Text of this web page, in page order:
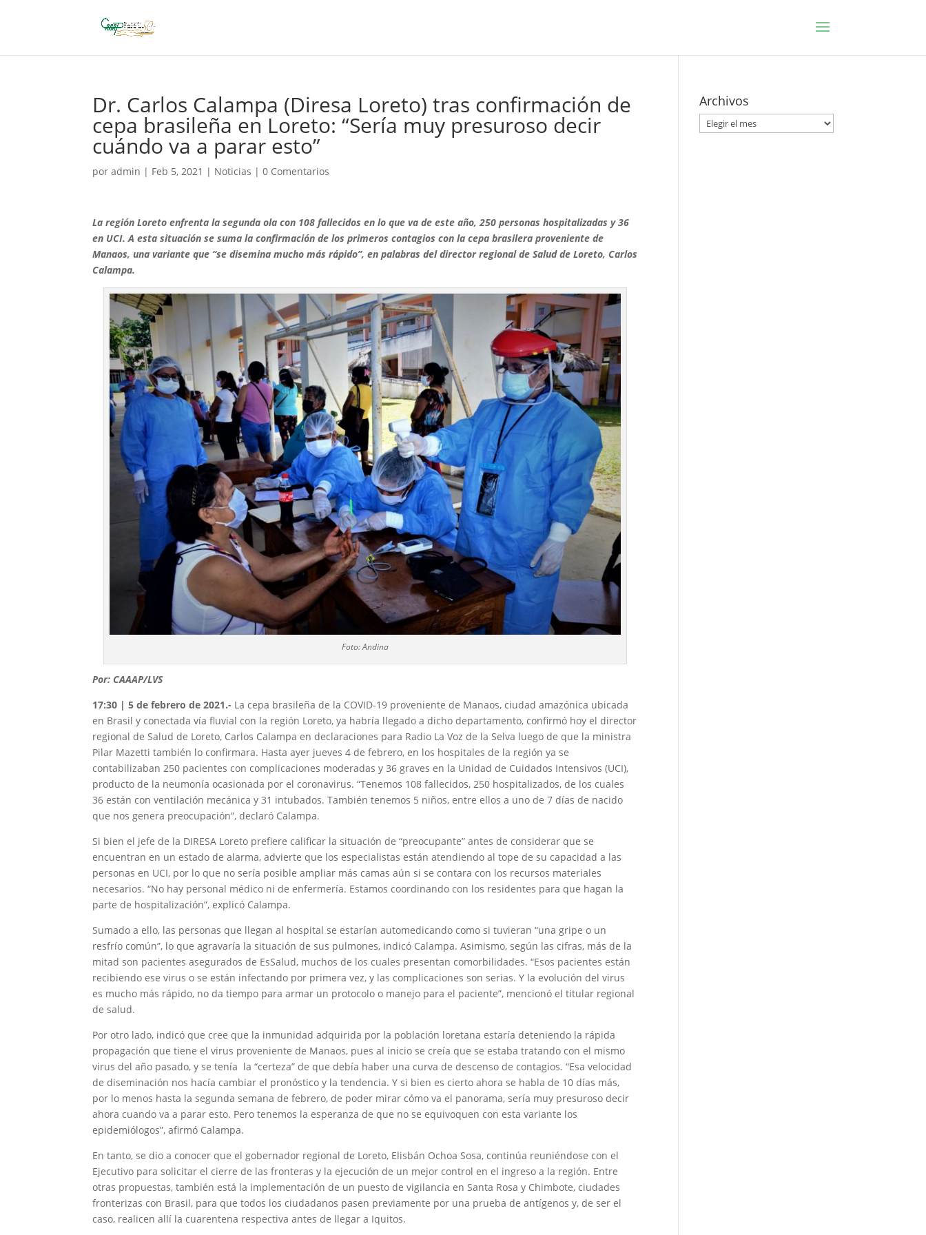
Dr. Carlos Calampa (Diresa Loreto) tras confirmación de
cepa brasileña en Loreto: “Sería muy presuroso decir
cuándo va a parar esto”
poradmin | Feb 5, 2021 | Noticias |0 Comentarios
La región Loreto enfrenta la segunda ola con 108 fallecidos en lo que va de este año, 250 personas hospitalizadas y 36
en UCI. A esta situación se suma la confirmación de los primeros contagios con la cepa brasilera proveniente de
Manaos, una variante que “se disemina mucho más rápido”, en palabras del director regional de Salud de Loreto, Carlos
Calampa.
Foto: Andina
Por: CAAAP/LVS
17:30 | 5 de febrero de 2021.- La cepa brasileña de la COVID-19 proveniente de Manaos, ciudad amazónica ubicada
en Brasil y conectada vía fluvial con la región Loreto, ya habría llegado a dicho departamento, confirmó hoy el director
regional de Salud de Loreto, Carlos Calampa en declaraciones para Radio La Voz de la Selva luego de que la ministra
Pilar Mazetti también lo confirmara. Hasta ayer jueves 4 de febrero, en los hospitales de la región ya se
contabilizaban 250 pacientes con complicaciones moderadas y 36 graves en la Unidad de Cuidados Intensivos (UCI),
producto de la neumonía ocasionada por el coronavirus. “Tenemos 108 fallecidos, 250 hospitalizados, de los cuales
36 están con ventilación mecánica y 31 intubados. También tenemos 5 niños, entre ellos a uno de 7 días de nacido
que nos genera preocupación”, declaró Calampa.
Si bien el jefe de la DIRESA Loreto prefiere calificar la situación de “preocupante” antes de considerar que se
encuentran en un estado de alarma, advierte que los especialistas están atendiendo al tope de su capacidad a las
personas en UCI, por lo que no sería posible ampliar más camas aún si se contara con los recursos materiales
necesarios. “No hay personal médico ni de enfermería. Estamos coordinando con los residentes para que hagan la
parte de hospitalización”, explicó Calampa.
Sumado a ello, las personas que llegan al hospital se estarían automedicando como si tuvieran “una gripe o un
resfrío común”, lo que agravaría la situación de sus pulmones, indicó Calampa. Asimismo, según las cifras, más de la
mitad son pacientes asegurados de EsSalud, muchos de los cuales presentan comorbilidades. “Esos pacientes están
recibiendo ese virus o se están infectando por primera vez, y las complicaciones son serias. Y la evolución del virus
es mucho más rápido, no da tiempo para armar un protocolo o manejo para el paciente”, mencionó el titular regional
de salud.
Por otro lado, indicó que cree que la inmunidad adquirida por la población loretana estaría deteniendo la rápida
propagación que tiene el virus proveniente de Manaos, pues al inicio se creía que se estaba tratando con el mismo
virus del año pasado, y se tenía la “certeza” de que debía haber una curva de descenso de contagios. “Esa velocidad
de diseminación nos hacía cambiar el pronóstico y la tendencia. Y si bien es cierto ahora se habla de 10 días más,
por lo menos hasta la segunda semana de febrero, de poder mirar cómo va el panorama, sería muy presuroso decir
ahora cuando va a parar esto. Pero tenemos la esperanza de que no se equivoquen con esta variante los
epidemiólogos”, afirmó Calampa.
En tanto, se dio a conocer que el gobernador regional de Loreto, Elisbán Ochoa Sosa, continúa reuniéndose con el
Ejecutivo para solicitar el cierre de las fronteras y la ejecución de un mejor control en el ingreso a la región. Entre
otras propuestas, también está la implementación de un puesto de vigilancia en Santa Rosa y Chimbote, ciudades
fronterizas con Brasil, para que todos los ciudadanos pasen previamente por una prueba de antígenos y, de ser el
caso, realicen allí la cuarentena respectiva antes de llegar a Iquitos.
Archivos
Archivos